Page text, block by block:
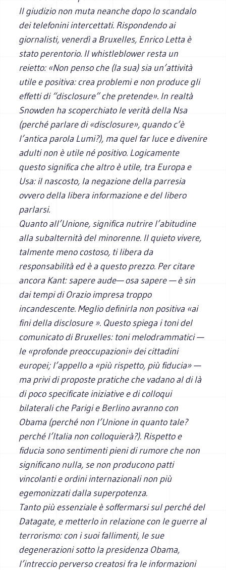
Il giudizio non muta neanche dopo lo scandalo
dei telefonini intercettati. Rispondendo ai
giornalisti, venerdì a Bruxelles, Enrico Letta è
stato perentorio. Il whistleblower resta un
reietto: «Non penso che (la sua) sia un’attività
utile e positiva: crea problemi e non produce gli
effetti di “disclosure” che pretende». In realtà
Snowden ha scoperchiato le verità della Nsa
(perché parlare di «disclosure», quando c’è
l’antica parola Lumi?), ma quel far luce e divenire
adulti non è utile né positivo. Logicamente
questo significa che altro è utile, tra Europa e
Usa: il nascosto, la negazione della parresia
ovvero della libera informazione e del libero
parlarsi.
Quanto all’Unione, significa nutrire l’abitudine
alla subalternità del minorenne. Il quieto vivere,
talmente meno costoso, ti libera da
responsabilità ed è a questo prezzo. Per citare
ancora Kant: sapere aude— osa sapere — è sin
dai tempi di Orazio impresa troppo
incandescente. Meglio definirla non positiva «ai
fini della disclosure ». Questo spiega i toni del
comunicato di Bruxelles: toni melodrammatici —
le «profonde preoccupazioni» dei cittadini
europei; l’appello a «più rispetto, più fiducia» —
ma privi di proposte pratiche che vadano al di là
di poco specificate iniziative e di colloqui
bilaterali che Parigi e Berlino avranno con
Obama (perché non l’Unione in quanto tale?
perché l’Italia non colloquierà?). Rispetto e
fiducia sono sentimenti pieni di rumore che non
significano nulla, se non producono patti
vincolanti e ordini internazionali non più
egemonizzati dalla superpotenza.
Tanto più essenziale è soffermarsi sul perché del
Datagate, e metterlo in relazione con le guerre al
terrorismo: con i suoi fallimenti, le sue
degenerazioni sotto la presidenza Obama,
l’intreccio perverso creatosi fra le informazioni